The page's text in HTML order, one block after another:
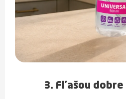
3. Fľašou dobre